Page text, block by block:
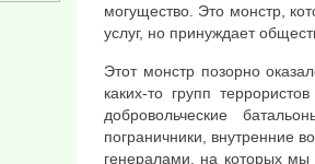
могущество. Это монстр,
услуг, но принуждает
Этот монстр позорно
каких-то групп
добровольческие
пограничники, внутренние
генералами, на которых